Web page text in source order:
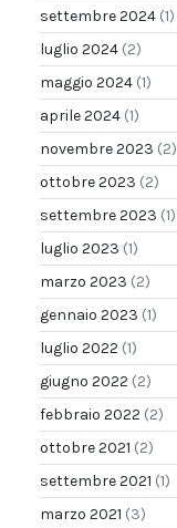
settembre 2024 (1)
luglio 2024 (2)
maggio 2024 (1)
aprile 2024 (1)
novembre 2023 (2)
ottobre 2023 (2)
settembre 2023 (1)
luglio 2023 (1)
marzo 2023 (2)
gennaio 2023 (1)
luglio 2022 (1)
giugno 2022 (2)
febbraio 2022 (2)
ottobre 2021 (2)
settembre 2021 (1)
marzo 2021 (3)